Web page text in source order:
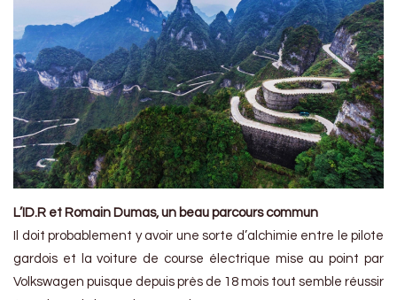
L’ID.R et Romain Dumas, un beau parcours commun
Il doit probablement y avoir une sorte d’alchimie entre le pilote
gardois et la voiture de course électrique mise au point par
Volkswagen puisque depuis près de 18 mois tout semble réussir